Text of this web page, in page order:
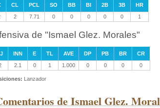
CL PCL SO BB BI 2B 3B
HR
2 7.71 0 0 0 0 0 1
de "Ismael Glez. Morales"
INN E TL AVE DP PB BR
CR
2.1 0 1 1.000 0 0 0 0
Lanzador
de Ismael Glez.